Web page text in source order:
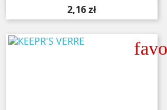
2,16 zł